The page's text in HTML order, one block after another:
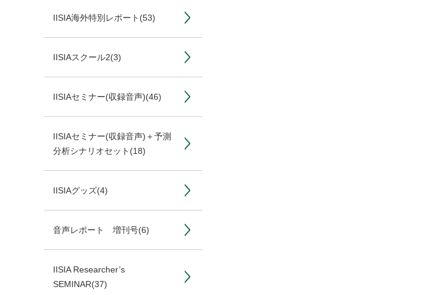
IISIA海外特別レポート (53)
IISIAスクール2(3)
IISIAセミナー(収録音声)(46)
IISIAセミナー(収録音声)＋予測
分析シナリオセット (18)
IISIAグッズ(4)
音声レポート 増刊号(6)
IISIA Researcher’s
SEMINAR(37)